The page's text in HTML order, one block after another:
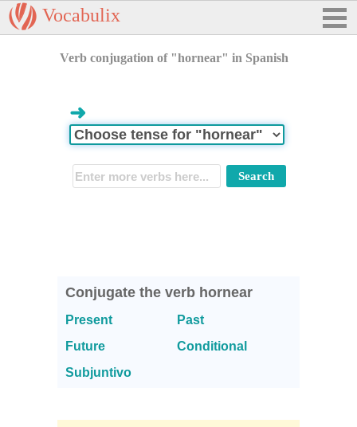
Vocabulix
Verb conjugation of "hornear" in Spanish
➜
Conjugate the verb hornear
Present
Past
Future
Conditional
Subjuntivo